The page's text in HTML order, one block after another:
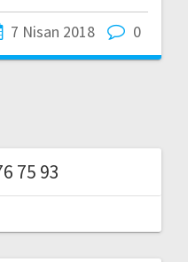
7 Nisan 2018 0
75 93